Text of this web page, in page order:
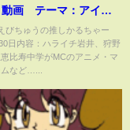
画 テーマ：アイド
ー 4月30日
びちゅうの推しかるちゃー
日内容：ハライチ岩井、狩野
比寿中学がMCのアニメ・マ
など…...